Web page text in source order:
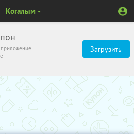
Загрузить
Когалым